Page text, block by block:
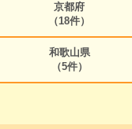
京都府
（18件）
和歌山県
（5件）